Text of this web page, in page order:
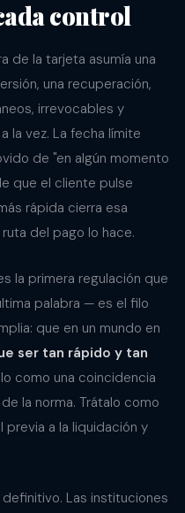
control
de la tarjeta asumía una
una recuperación,
irrevocables y
la vez. La fecha límite
de "en algún momento
que el cliente pulse
rápida cierra esa
del pago lo hace.
la primera regulación que
palabra — es el filo
que en un mundo en
ser tan rápido y tan
como una coincidencia
la norma. Trátalo como
a la liquidación y
Las instituciones